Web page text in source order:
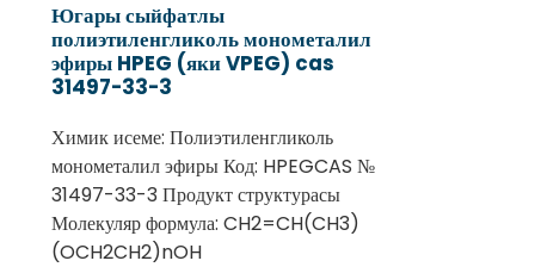
Югары сыйфатлы
полиэтиленгликоль монометалил
эфиры HPEG (яки VPEG) cas
31497-33-3
Химик исеме: Полиэтиленгликоль
монометалил эфиры Код: HPEGCAS №
31497-33-3 Продукт структурасы
Молекуляр формула: CH2=CH(CH3)
(OCH2CH2)nOH